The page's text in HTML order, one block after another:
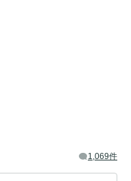
1,069件